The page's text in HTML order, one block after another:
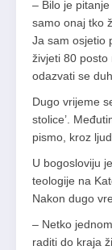
– Bilo je
samo onaj tko
Ja sam osjetio
živjeti 80 posto
odazvati se
Dugo vrijeme
stolice’.
pismo, kroz
U bogosloviju
teologije na
Nakon dugo
– Netko
raditi do kraja